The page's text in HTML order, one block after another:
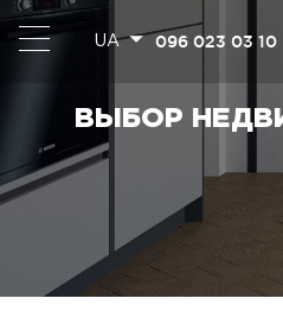
UA 096 023 03 10
ВЫБОР